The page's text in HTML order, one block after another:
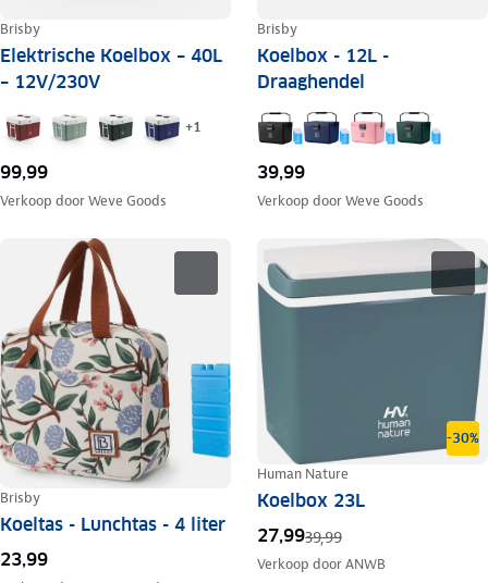
Brisby
Elektrische Koelbox – 40L
– 12V/230V
+1
99,99
Verkoop doorWeve Goods
Brisby
Koelbox - 12L -
Draaghendel
39,99
Verkoop doorWeve Goods
Brisby
Koeltas - Lunchtas - 4 liter
23,99
-30%
Human Nature
Koelbox 23L
27,9939,99
Verkoop doorANWB